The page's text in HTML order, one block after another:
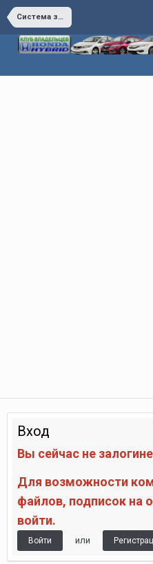
Система зажигания
Вход
Вы сейчас не
Для возможности
файлов, подписок на
войти.
Войти или